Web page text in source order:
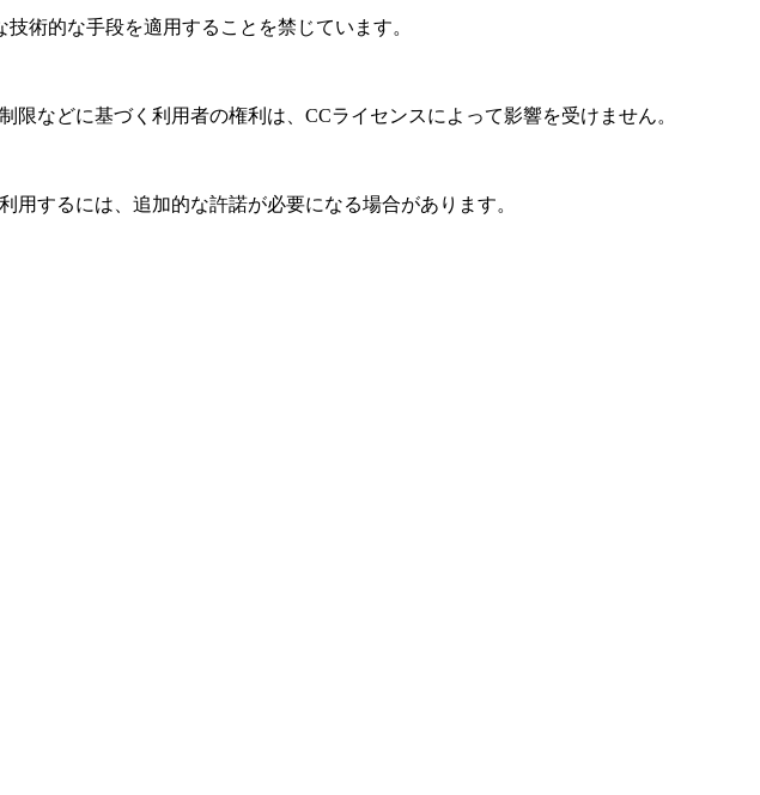
術的な手段を適用することを禁じています。
などに基づく利用者の権利は、CCライセンスによって影響を受けません。
するには、追加的な許諾が必要になる場合があります。